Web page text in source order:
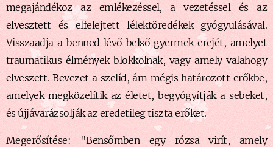
megajándékoz az emlékezéssel, a vezetéssel és az
elvesztett és elfelejtett lélektöredékek gyógyulásával.
Visszaadja a benned lévő belső gyermek erejét, amelyet
traumatikus élmények blokkolnak, vagy amely valahogy
elveszett. Bevezet a szelíd, ám mégis határozott erőkbe,
amelyek megközelítik az életet, begyógyítják a sebeket,
és újjávarázsolják az eredetileg tiszta erőket.
Megerősítése: "Bensőmben egy rózsa virít, amely